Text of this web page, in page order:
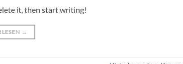
it, then start writing!
→